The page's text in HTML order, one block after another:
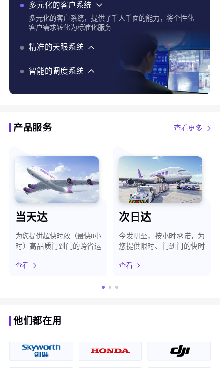
多元化的客户系统
多元化的客户系统，提供了千人千面的能力，将个性化
客户需求转化为标准化服务
精准的天眼系统
精准的天眼系统，实现了货物实时追踪、全程运输可视
化、智能预警，最大程度保障客户货物安全
智能的调度系统
智能的调度系统，使用AI、大数据、自有地图等能力，
结合货构、天气、路况等百种维度，为客户提供最优时
产品服务 查看更多
当天达
为您提供超快时效（最快8小
时）高品质门到门的跨省运
查看
次日达
今发明至，按小时承诺，为
您提供限时、门到门的快时
查看
他们都在用